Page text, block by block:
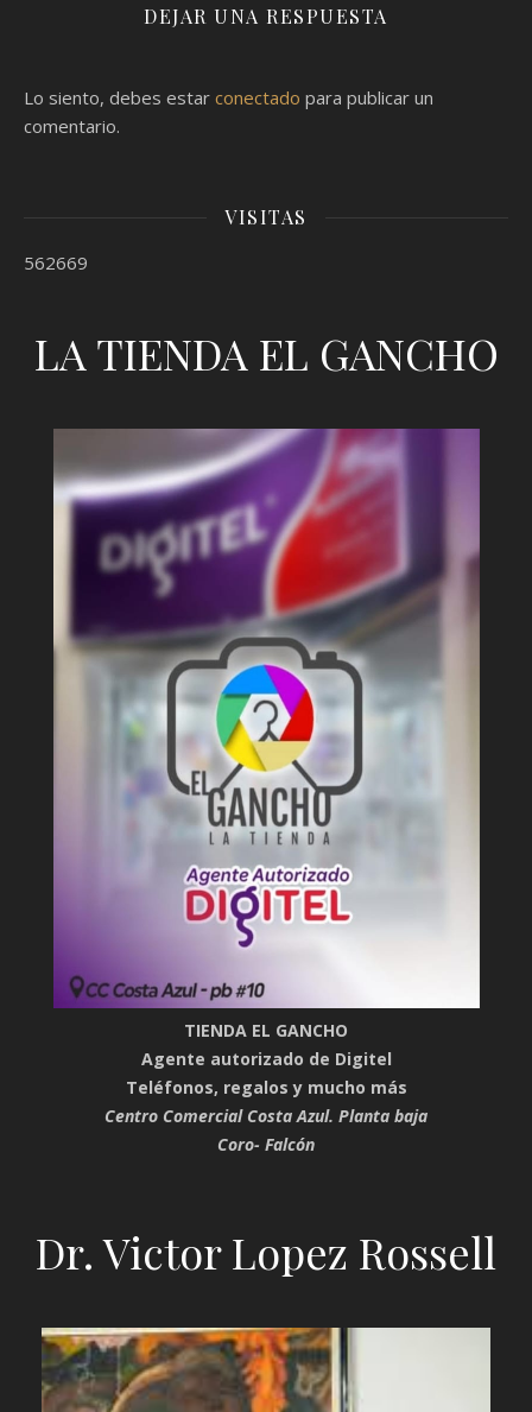
DEJAR UNA RESPUESTA
Lo siento, debes estar conectado para publicar un
comentario.
VISITAS
562669
LA TIENDA EL GANCHO
TIENDA EL GANCHO
Agente autorizado de Digitel
Teléfonos, regalos y mucho más
Centro Comercial Costa Azul. Planta baja
Coro- Falcón
Dr. Victor Lopez Rossell